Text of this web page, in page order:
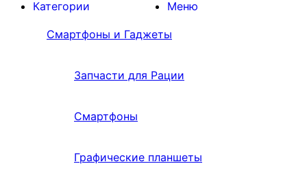
Меню
Категории
Смартфоны и Гаджеты
Запчасти для Рации
Смартфоны
Графические планшеты